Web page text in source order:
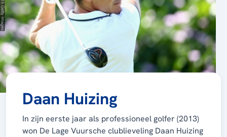
Daan Huizing
In zijn eerste jaar als professioneel golfer (2013)
won De Lage Vuursche clublieveling Daan Huizing